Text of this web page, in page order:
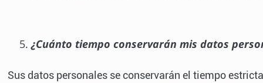
¿Cuánto tiempo conservarán mis datos
Sus datos personales se conservarán el tiempo